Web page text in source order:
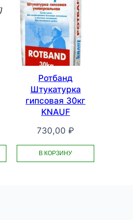
Ротбанд
Штукатурка
гипсовая 30кг
KNAUF
730,00₽
В КОРЗИНУ